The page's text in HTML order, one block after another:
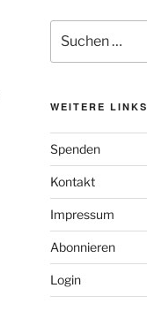
nach:
WEITERE LINKS
Spenden
Kontakt
Impressum
Abonnieren
Login